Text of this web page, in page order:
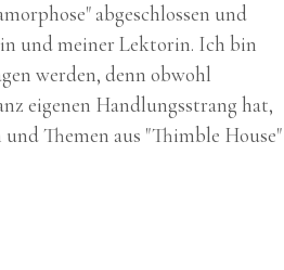
abgeschlossen und
und meiner Lektorin. Ich bin
werden, denn obwohl
eigenen Handlungsstrang hat,
Themen aus "Thimble House"